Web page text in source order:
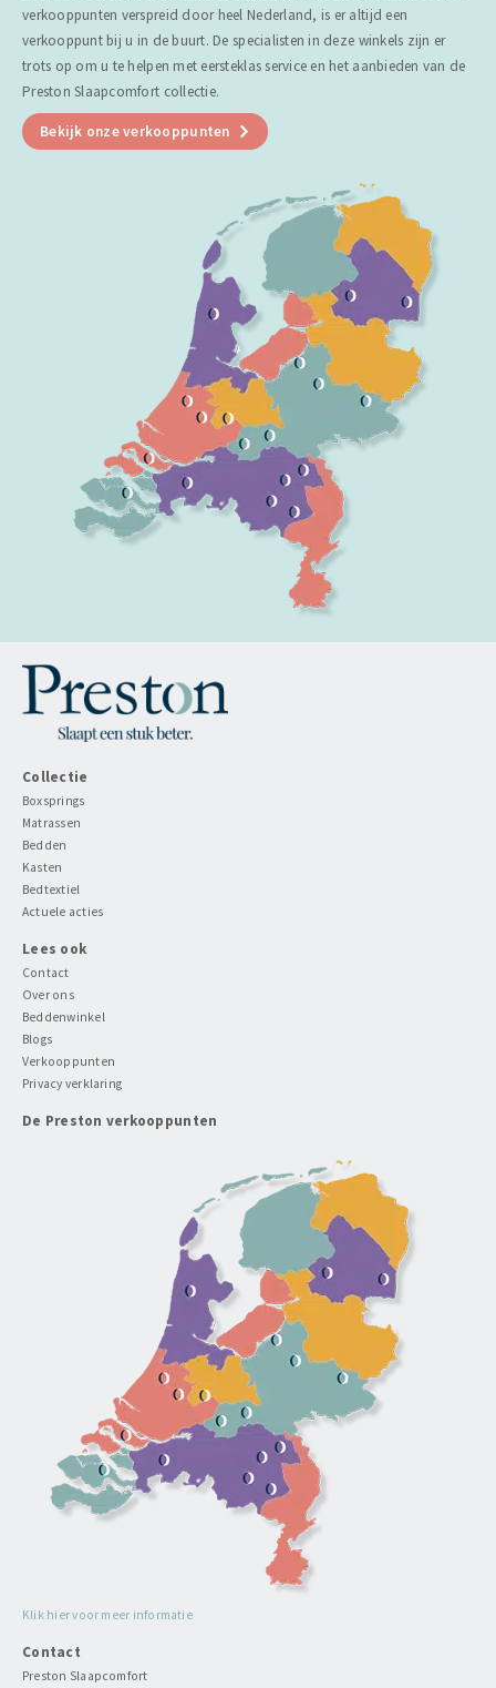
verkooppunten verspreid door heel Nederland, is er altijd een
verkooppunt bij u in de buurt. De specialisten in deze winkels zijn er
trots op om u te helpen met eersteklas service en het aanbieden van de
Preston Slaapcomfort collectie.
Bekijk onze verkooppunten
Collectie
Boxsprings
Matrassen
Bedden
Kasten
Bedtextiel
Actuele acties
Lees ook
Contact
Over ons
Beddenwinkel
Blogs
Verkooppunten
Privacy verklaring
De Preston verkooppunten
Klik hier voor meer informatie
Contact
Preston Slaapcomfort